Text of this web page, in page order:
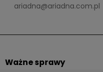
ariadna@ariadna.com.pl
Ważne sprawy